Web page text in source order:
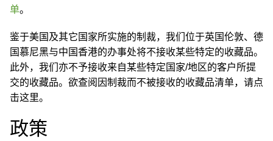
单。
鉴于美国及其它国家所实施的制裁，我们位于英国伦敦、德
国慕尼黑与中国香港的办事处将不接收某些特定的收藏品。
此外，我们亦不予接收来自某些特定国家/地区的客户所提
交的收藏品。欲查阅因制裁而不被接收的收藏品清单，请点
击这里。
政策